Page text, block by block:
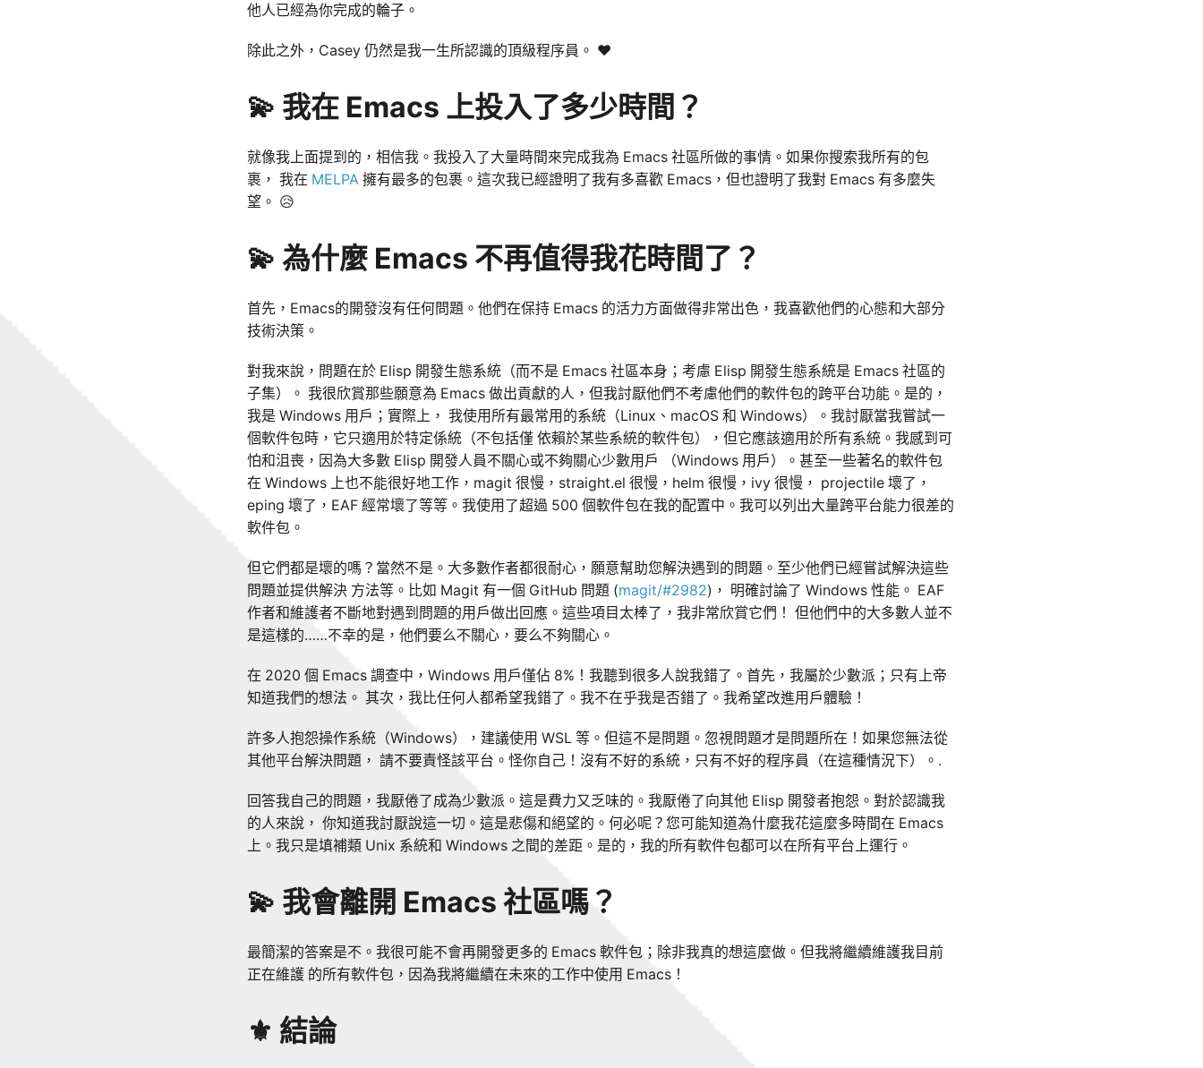
他人已經為你完成的輪子。
除此之外，Casey 仍然是我一生所認識的頂級程序員。 ❤️
💫 我在 Emacs 上投入了多少時間？
就像我上面提到的，相信我。我投入了大量時間來完成我為 Emacs 社區所做的事情。如果你搜索我所有的包
裹， 我在 MELPA 擁有最多的包裹。這次我已經證明了我有多喜歡 Emacs，但也證明了我對 Emacs 有多麼失
望。 😥
💫 為什麼 Emacs 不再值得我花時間了？
首先，Emacs的開發沒有任何問題。他們在保持 Emacs 的活力方面做得非常出色，我喜歡他們的心態和大部分
技術決策。
對我來說，問題在於 Elisp 開發生態系統（而不是 Emacs 社區本身；考慮 Elisp 開發生態系統是 Emacs 社區的
子集）。 我很欣賞那些願意為 Emacs 做出貢獻的人，但我討厭他們不考慮他們的軟件包的跨平台功能。是的，
我是 Windows 用戶；實際上， 我使用所有最常用的系統（Linux、macOS 和 Windows）。我討厭當我嘗試一
個軟件包時，它只適用於特定係統（不包括僅 依賴於某些系統的軟件包），但它應該適用於所有系統。我感到可
怕和沮喪，因為大多數 Elisp 開發人員不關心或不夠關心少數用戶 （Windows 用戶）。甚至一些著名的軟件包
在 Windows 上也不能很好地工作，magit 很慢，straight.el 很慢，helm 很慢，ivy 很慢， projectile 壞了，
eping 壞了，EAF 經常壞了等等。我使用了超過 500 個軟件包在我的配置中。我可以列出大量跨平台能力很差的
軟件包。
但它們都是壞的嗎？當然不是。大多數作者都很耐心，願意幫助您解決遇到的問題。至少他們已經嘗試解決這些
問題並提供解決 方法等。比如 Magit 有一個 GitHub 問題 (magit/#2982)， 明確討論了 Windows 性能。 EAF
作者和維護者不斷地對遇到問題的用戶做出回應。這些項目太棒了，我非常欣賞它們！ 但他們中的大多數人並不
是這樣的……不幸的是，他們要么不關心，要么不夠關心。
在 2020 個 Emacs 調查中，Windows 用戶僅佔 8%！我聽到很多人說我錯了。首先，我屬於少數派；只有上帝
知道我們的想法。 其次，我比任何人都希望我錯了。我不在乎我是否錯了。我希望改進用戶體驗！
許多人抱怨操作系統（Windows），建議使用 WSL 等。但這不是問題。忽視問題才是問題所在！如果您無法從
其他平台解決問題， 請不要責怪該平台。怪你自己！沒有不好的系統，只有不好的程序員（在這種情況下）。.
回答我自己的問題，我厭倦了成為少數派。這是費力又乏味的。我厭倦了向其他 Elisp 開發者抱怨。對於認識我
的人來說， 你知道我討厭說這一切。這是悲傷和絕望的。何必呢？您可能知道為什麼我花這麼多時間在 Emacs
上。我只是填補類 Unix 系統和 Windows 之間的差距。是的，我的所有軟件包都可以在所有平台上運行。
💫 我會離開 Emacs 社區嗎？
最簡潔的答案是不。我很可能不會再開發更多的 Emacs 軟件包；除非我真的想這麼做。但我將繼續維護我目前
正在維護 的所有軟件包，因為我將繼續在未來的工作中使用 Emacs！
⚜️ 結論